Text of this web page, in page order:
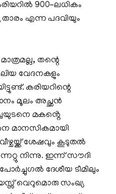
900-ലധികം
എന്ന പദവിയും
തന്റെ
വേദനകളും
കരിയറിന്റെ
മൂലം അച്ഛൻ
മകൻ്റെ
മാനസികമായി
ശേഷവും കൂടുതൽ
നിന്നു. ഇന്ന് സൗദി
ദേശീയ ടീമിലും
വെറുമൊരു സംഖ്യ